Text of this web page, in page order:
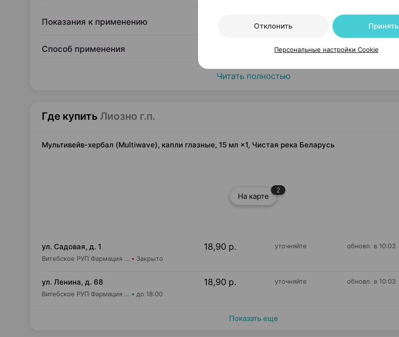
Показания к применению
Способ применения
Читать полностью
Где купить Лиозно г.п.
Мультивейв-хербал (Multiwave), капли глазные, 15 мл ×1, Чистая река Беларусь
На карте
2
ул. Садовая, д. 1
Витебское РУП Фармация Аптека №190 Закрыто
18,90 р. уточняйте обновл. в 10:03
ул. Ленина, д. 68
Витебское РУП Фармация Центральная районная аптека №16 до 18:00
18,90 р. уточняйте обновл. в 10:03
Показать еще
Отклонить Принять
Персональные настройки Cookie